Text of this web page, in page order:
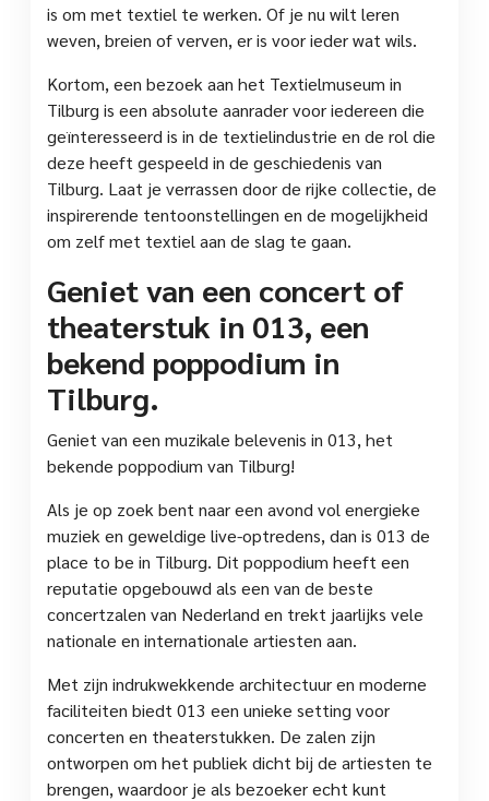
is om met textiel te werken. Of je nu wilt leren
weven, breien of verven, er is voor ieder wat wils.
Kortom, een bezoek aan het Textielmuseum in
Tilburg is een absolute aanrader voor iedereen die
geïnteresseerd is in de textielindustrie en de rol die
deze heeft gespeeld in de geschiedenis van
Tilburg. Laat je verrassen door de rijke collectie, de
inspirerende tentoonstellingen en de mogelijkheid
om zelf met textiel aan de slag te gaan.
Geniet van een concert of
theaterstuk in 013, een
bekend poppodium in
Tilburg.
Geniet van een muzikale belevenis in 013, het
bekende poppodium van Tilburg!
Als je op zoek bent naar een avond vol energieke
muziek en geweldige live-optredens, dan is 013 de
place to be in Tilburg. Dit poppodium heeft een
reputatie opgebouwd als een van de beste
concertzalen van Nederland en trekt jaarlijks vele
nationale en internationale artiesten aan.
Met zijn indrukwekkende architectuur en moderne
faciliteiten biedt 013 een unieke setting voor
concerten en theaterstukken. De zalen zijn
ontworpen om het publiek dicht bij de artiesten te
brengen, waardoor je als bezoeker echt kunt